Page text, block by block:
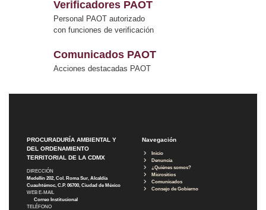
Verificadores PAOT
Personal PAOT autorizado
con funciones de verificación
Comunicados PAOT
Acciones destacadas PAOT
PROCURADURÍA AMBIENTAL Y
DEL ORDENAMIENTO
TERRITORIAL DE LA CDMX
DIRECCIÓN
Medellín 202, Col. Roma Sur, Alcaldía
Cuauhtémoc, C.P. 06700, Ciudad de México
WEB E-MAIL
Correo Institucional
TELÉFONO
Navegación
Inicio
Denuncia
¿Quiénes somos?
Micrositios
Comunicados
Consejo de Gobierno